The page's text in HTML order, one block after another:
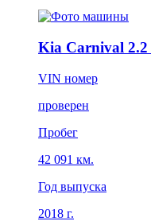
Kia Carnival 2.2
VIN номер
проверен
Пробег
42 091 км.
Год выпуска
2018 г.